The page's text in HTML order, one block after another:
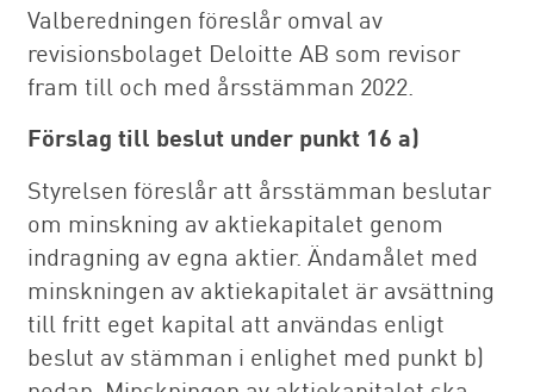
Valberedningen föreslår omval av
revisionsbolaget Deloitte AB som revisor
fram till och med årsstämman 2022.
Förslag till beslut under punkt 16 a)
Styrelsen föreslår att årsstämman beslutar
om minskning av aktiekapitalet genom
indragning av egna aktier. Ändamålet med
minskningen av aktiekapitalet är avsättning
till fritt eget kapital att användas enligt
beslut av stämman i enlighet med punkt b)